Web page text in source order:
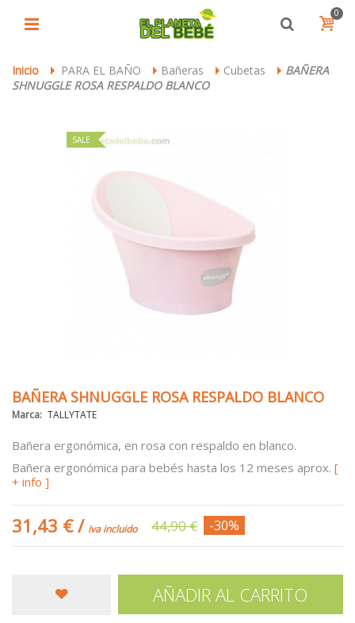
0
Inicio > PARA EL BAÑO > Bañeras > Cubetas > BAÑERA
SHNUGGLE ROSA RESPALDO BLANCO
SALE
BAÑERA SHNUGGLE ROSA RESPALDO BLANCO
Marca: TALLYTATE
Bañera ergonómica, en rosa con respaldo en blanco.
Bañera ergonómica para bebés hasta los 12 meses aprox. [
+ info ]
31,43 €/ iva incluido 44,90 € -30%
AÑADIR AL CARRITO